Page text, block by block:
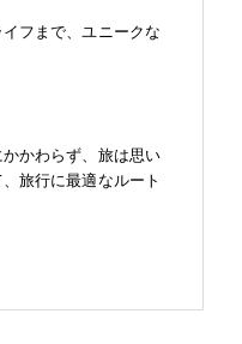
フまで、ユニークな
かわらず、旅は思い
旅行に最適なルート